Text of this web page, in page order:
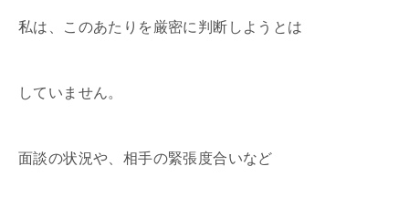
私は、このあたりを厳密に判断しようとは
していません。
面談の状況や、相手の緊張度合いなど